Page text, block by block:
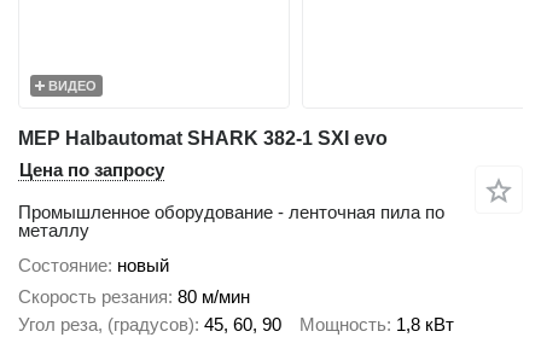
ВИДЕО
MEP Halbautomat SHARK 382-1 SXI evo
Цена по запросу
Промышленное оборудование - ленточная пила по
металлу
Состояние новый
Скорость резания 80 м/мин
Угол реза, (градусов) 45, 60, 90 Мощность 1,8 кВт